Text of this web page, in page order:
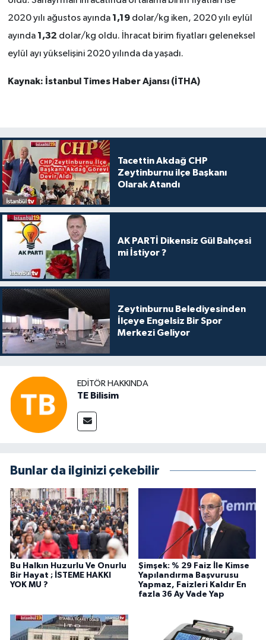
2020 yılı ağustos ayında 1,19dolar/kg iken, 2020 yılı eylül
ayında 1,32 dolar/kg oldu. İhracat birim fiyatları geleneksel
eylül ayı yükselişini 2020 yılında da yaşadı.
Kaynak: İstanbul Times Haber Ajansı (İTHA)
Tacettin Akdağ CHP
Zeytinburnu ilçe Başkanı
Olarak Atandı
AK PARTİ Dikensiz Gül Bahçesi
mi İstiyor ?
Zeytinburnu Belediyesinden
İlçeye Engelsiz Bir Spor
Merkezi Geliyor
EDITÖR HAKKINDA
TE Bilisim
Bunlar da ilginizi çekebilir
Bu Halkın Huzurlu Ve Onurlu
Bir Hayat ; İSTEME HAKKI
YOK MU ?
Şimşek: % 29 Faiz İle Kimse
Yapılandırma Başvurusu
Yapmaz, Faizleri Kaldır En
fazla 36 Ay Vade Yap